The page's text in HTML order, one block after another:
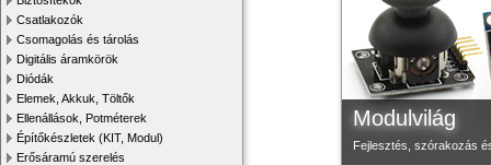
Csatlakozók
Csomagolás és tárolás
Digitális áramkörök
Diódák
Elemek, Akkuk, Töltők
Ellenállások, Potméterek
Építőkészletek (KIT, Modul)
Erősáramú szerelés
Modulvilág
Fejlesztés, szórakozás